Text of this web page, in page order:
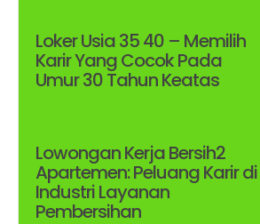
Loker Usia 35 40 – Memilih
Karir Yang Cocok Pada
Umur 30 Tahun Keatas
Lowongan Kerja Bersih2
Apartemen: Peluang Karir di
Industri Layanan
Pembersihan